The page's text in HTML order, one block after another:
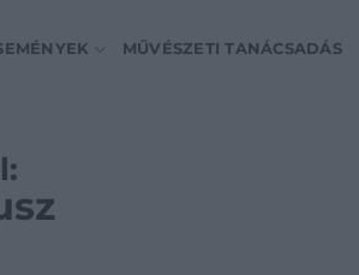
MŰVÉSZETI TANÁCSADÁS